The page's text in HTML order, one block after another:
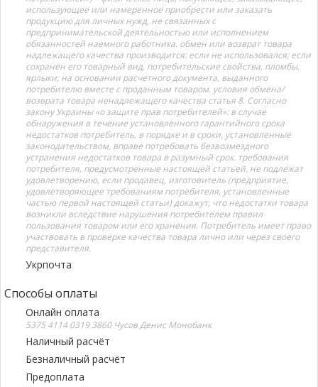
использующее или намеренное приобрести или заказать
продукцию для личных нужд, не связанных с
предпринимательской деятельностью или исполнением
обязанностей наемного работника. обмен или возврат товара
надлежащего качества производится: если не использовался; если
сохранен его товарный вид, потребительские свойства, пломбы,
ярлыки; на основании расчетного документа, выданного
потребителю вместе с проданным товаром. условия обмена/
возврата товара ненадлежащего качества статья 8. Согласно
закону Украины «о защите прав потребителей»: в случае
обнаружения в течение установленного гарантийного срока
недостатков потребитель, в порядке и в сроки, установленные
законодательством, вправе потребовать безвозмездного
устранения недостатков товара в разумный срок. требования
потребителя, предусмотренные настоящей статьей, не подлежат
удовлетворению, если продавец, изготовитель (предприятие,
удовлетворяющее требованиям потребителя, установленные
частью первой настоящей статьи) докажут, что недостатки товара
возникли вследствие нарушения потребителем правил
пользования товаром или его хранения. Потребитель имеет право
участвовать в проверке качества товара лично или через своего
представителя.
Укрпочта
Способы оплаты
Онлайн оплата
5375 4114 0319 3860 Чусов Денис Монобанк
Наличный расчёт
Безналичный расчёт
Предоплата